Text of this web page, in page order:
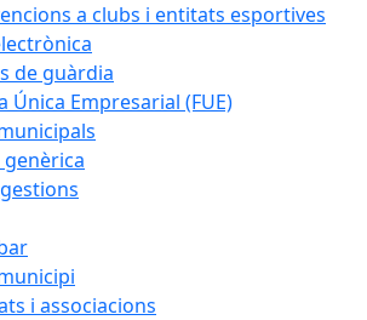
a clubs i entitats esportives
de guàrdia
Única Empresarial (FUE)
genèrica
i associacions